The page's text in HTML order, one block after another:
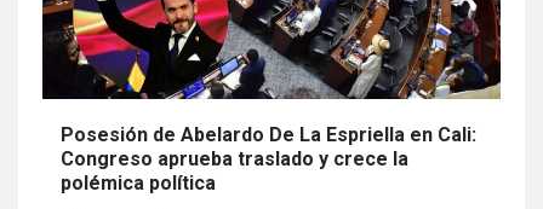
Posesión de Abelardo De La Espriella en Cali:
Congreso aprueba traslado y crece la
polémica política